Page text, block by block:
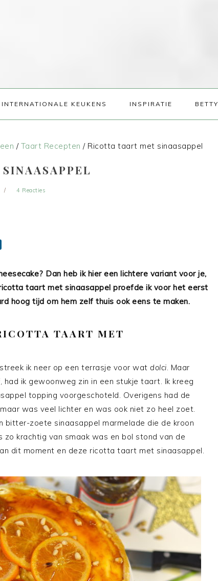
INTERNATIONALE KEUKENS INSPIRATIE BETTY
/ Taart Recepten /Ricotta taart met sinaasappel
4 Reacties
Dan heb ik hier een lichtere variant voor je,
taart met sinaasappel proefde ik voor het eerst
hoog tijd om hem zelf thuis ook eens te maken.
TAART MET
streek ik neer op een terrasje voor wat dolci. Maar
, had ik gewoonweg zin in een stukje taart. Ik kreeg
topping voorgeschoteld. Overigens had de
was veel lichter en was ook niet zo heel zoet.
bitter-zoete sinaasappel marmelade die de kroon
krachtig van smaak was en bol stond van de
dit moment en deze ricotta taart met sinaasappel.